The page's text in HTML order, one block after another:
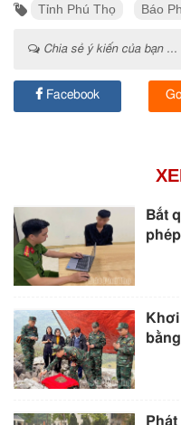
Tỉnh Phú Thọ Báo
Chia sẻ ý kiến của bạn ...
Facebook
Bắt